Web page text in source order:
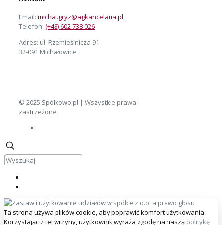
Email: michal.gryz@agkancelaria.pl
Telefon: (+48) 602 738 026
Adres: ul. Rzemieślnicza 91
32-091 Michałowice
© 2025 Spółkowo.pl | Wszystkie prawa
zastrzeżone.
Ta strona używa plików cookie, aby poprawić komfort użytkowania.
Korzystając z tej witryny, użytkownik wyraża zgodę na naszą politykę